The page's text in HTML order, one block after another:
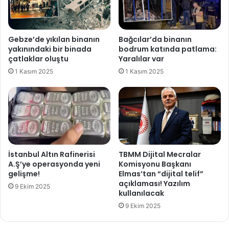
o
n
1
0
t
u
u
k
l
a
m
a
a
n
a
z
a
n
a
c
a
k
Gebze’de yıkılan binanın
yakınındaki bir binada
çatlaklar oluştu
1 Kasım 2025
Bağcılar’da binanın
bodrum katında patlama:
Yaralılar var
1 Kasım 2025
İstanbul Altın Rafinerisi
A.Ş’ye operasyonda yeni
gelişme!
9 Ekim 2025
TBMM Dijital Mecralar
Komisyonu Başkanı
Elmas’tan “dijital telif”
açıklaması! Yazılım
kullanılacak
9 Ekim 2025